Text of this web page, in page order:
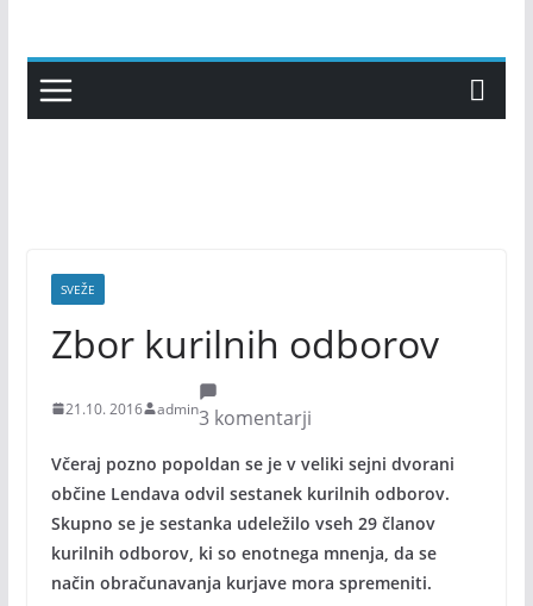
content
SVEŽE
Zbor kurilnih odborov
21.10. 2016 admin3 komentarji
Včeraj pozno popoldan se je v veliki sejni dvorani
občine Lendava odvil sestanek kurilnih odborov.
Skupno se je sestanka udeležilo vseh 29 članov
kurilnih odborov, ki so enotnega mnenja, da se
način obračunavanja kurjave mora spremeniti.